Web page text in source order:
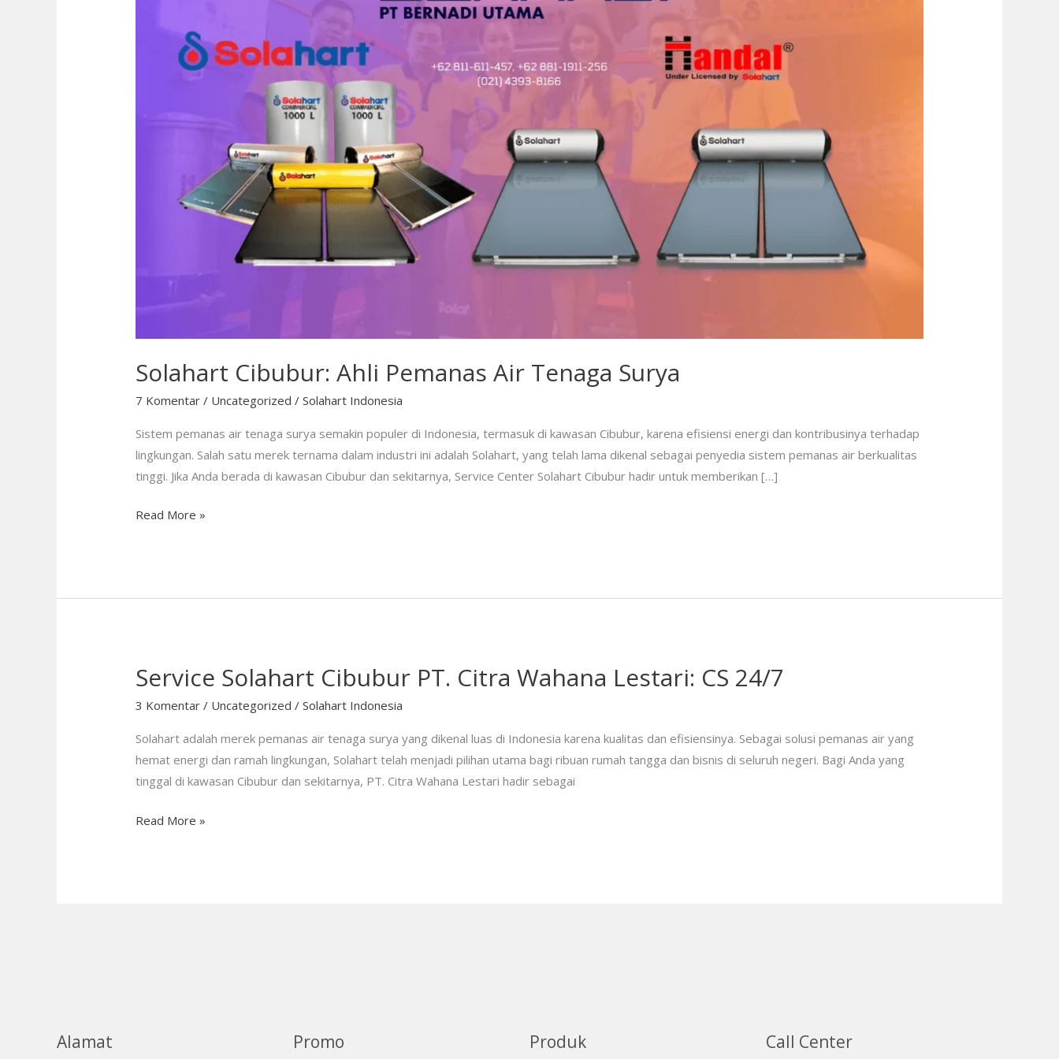
Solahart Cibubur: Ahli Pemanas Air Tenaga Surya
7 Komentar / Uncategorized /Solahart Indonesia
Sistem pemanas air tenaga surya semakin populer di Indonesia, termasuk di kawasan Cibubur, karena efisiensi energi dan kontribusinya terhadap
lingkungan. Salah satu merek ternama dalam industri ini adalah Solahart, yang telah lama dikenal sebagai penyedia sistem pemanas air berkualitas
tinggi. Jika Anda berada di kawasan Cibubur dan sekitarnya, Service Center Solahart Cibubur hadir untuk memberikan […]
Read More »
Service Solahart Cibubur PT. Citra Wahana Lestari: CS 24/7
3 Komentar / Uncategorized /Solahart Indonesia
Solahart adalah merek pemanas air tenaga surya yang dikenal luas di Indonesia karena kualitas dan efisiensinya. Sebagai solusi pemanas air yang
hemat energi dan ramah lingkungan, Solahart telah menjadi pilihan utama bagi ribuan rumah tangga dan bisnis di seluruh negeri. Bagi Anda yang
tinggal di kawasan Cibubur dan sekitarnya, PT. Citra Wahana Lestari hadir sebagai
Service
Cibubur
PT.
Citra
Wahana
CS
Read More »
Alamat Promo Produk Call Center